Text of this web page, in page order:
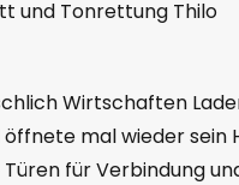
und Tonrettung Thilo
Wirtschaften
mal wieder sein
Türen für Verbindung